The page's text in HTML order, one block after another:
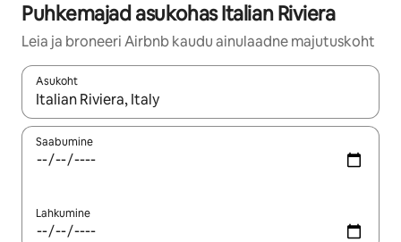
Puhkemajad asukohas Italian Riviera
Leia ja broneeri Airbnb kaudu ainulaadne majutuskoht
Asukoht
Kui tulemused on kuvatud, liigu ekraanil nooleklahvidega või
Saabumine
Lahkumine